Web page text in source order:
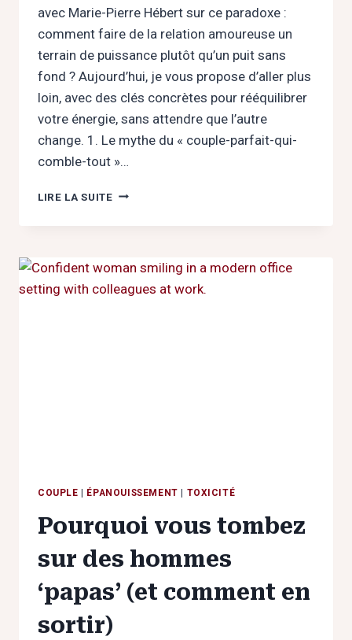
avec Marie-Pierre Hébert sur ce paradoxe :
comment faire de la relation amoureuse un
terrain de puissance plutôt qu’un puit sans
fond ? Aujourd’hui, je vous propose d’aller plus
loin, avec des clés concrètes pour rééquilibrer
votre énergie, sans attendre que l’autre
change. 1. Le mythe du « couple-parfait-qui-
comble-tout »…
LIRE LA SUITECOUPLE
ARRÊTER
DE
COUPLE ÉPANOUISSEMENT TOXICITÉ
Pourquoi vous tombez
sur des hommes
‘papas’ (et comment en
sortir)